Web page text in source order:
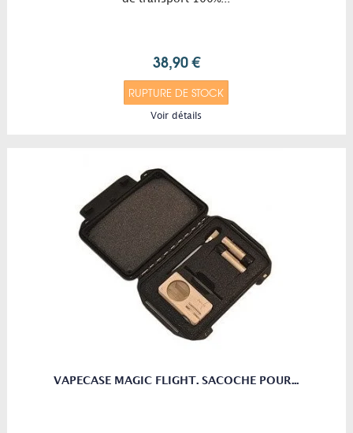
38,90 €
RUPTURE DE STOCK
Voir détails
VAPECASE MAGIC FLIGHT. SACOCHE POUR...